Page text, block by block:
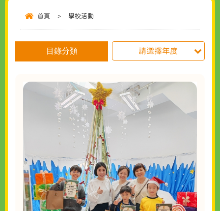
首頁 > 學校活動
請選擇年度
目錄分類